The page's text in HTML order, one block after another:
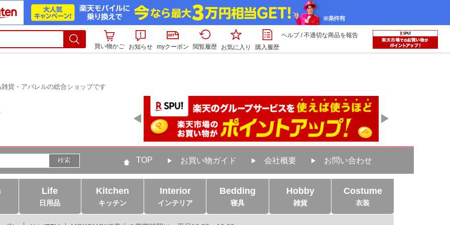
買い物かご お知らせ myクーポン 閲覧履歴 お気に入り 購入履歴
ヘルプ/不適切な商品を報告